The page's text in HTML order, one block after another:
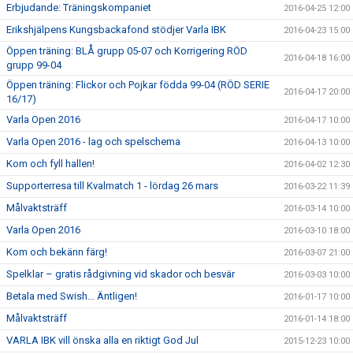
Erbjudande: Träningskompaniet 2016-04-25 12:00
Erikshjälpens Kungsbackafond stödjer Varla IBK 2016-04-23 15:00
Öppen träning: BLÅ grupp 05-07 och Korrigering RÖD
grupp 99-04
2016-04-18 16:00
Öppen träning: Flickor och Pojkar födda 99-04 (RÖD SERIE
16/17)
2016-04-17 20:00
Varla Open 2016 2016-04-17 10:00
Varla Open 2016 - lag och spelschema 2016-04-13 10:00
Kom och fyll hallen! 2016-04-02 12:30
Supporterresa till Kvalmatch 1 - lördag 26 mars 2016-03-22 11:39
Målvaktsträff 2016-03-14 10:00
Varla Open 2016 2016-03-10 18:00
Kom och bekänn färg! 2016-03-07 21:00
Spelklar – gratis rådgivning vid skador och besvär 2016-03-03 10:00
Betala med Swish... Äntligen! 2016-01-17 10:00
Målvaktsträff 2016-01-14 18:00
VARLA IBK vill önska alla en riktigt God Jul 2015-12-23 10:00